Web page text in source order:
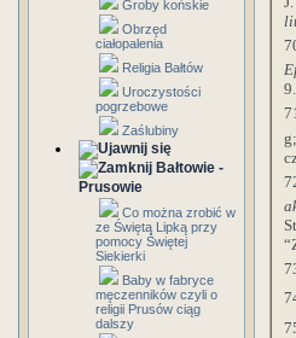
Groby końskie
Obrzęd
ciałopalenia
Religia Bałtów
Uroczystości
pogrzebowe
Zaślubiny
Bałtowie -
Prusowie
Co można zrobić w
ze Świętą Lipką przy
pomocy Świętej
Siekierki
Baby w fabryce
męczenników czyli o
religii Prusów ciąg
dalszy
g